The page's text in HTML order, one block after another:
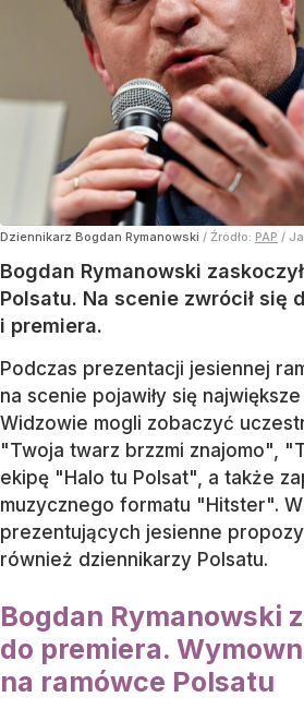
Dziennikarz Bogdan Rymanowski / Źródło: PAP /
Bogdan Rymanowski
Polsatu. Na scenie zwrócił się
i premiera.
Podczas prezentacji jesiennej
na scenie pojawiły się
Widzowie mogli zobaczyć
"Twoja twarz brzzmi znajomo",
ekipę "Halo tu Polsat", a także
muzycznego formatu "Hitster".
prezentujących jesienne
również dziennikarzy Polsatu.
Bogdan Rymanowski
do premiera.
na ramówce Polsatu